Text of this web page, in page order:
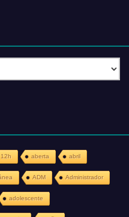
12h aberta abril
ADM Administrador
adolescente